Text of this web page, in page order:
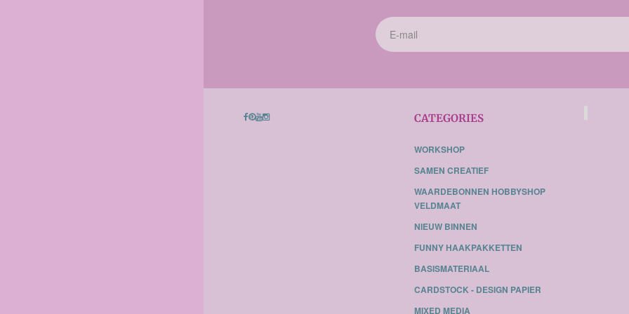
CATEGORIES
WORKSHOP
SAMEN CREATIEF
WAARDEBONNEN HOBBYSHOP
VELDMAAT
NIEUW BINNEN
FUNNY HAAKPAKKETTEN
BASISMATERIAAL
CARDSTOCK - DESIGN PAPIER
MIXED MEDIA